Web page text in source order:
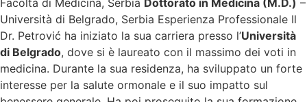
Università di Belgrado, Serbia Esperienza Professionale Il
Dr. Petrović ha iniziato la sua carriera presso l’Università
di Belgrado, dove si è laureato con il massimo dei voti in
medicina. Durante la sua residenza, ha sviluppato un forte
interesse per la salute ormonale e il suo impatto sul